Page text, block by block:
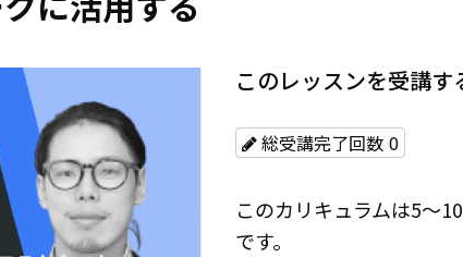
このレッスンを受講す
総受講完了回数 0
このカリキュラムは5〜
です。